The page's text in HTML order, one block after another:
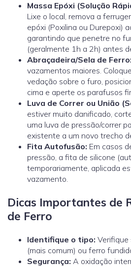
Massa Epóxi (Solução
Lixe o local, remova a
epóxi (Poxilina ou Durepoxi)
garantindo que penetre no
(geralmente 1h a 2h) antes
Abraçadeira/Sela de Ferro:
vazamentos maiores.
vedação sobre o furo,
cima e aperte os parafusos
Luva de Correr ou União
estiver muito danificado,
uma luva de pressão/correr
existente a um novo trecho
Fita Autofusão: Em casos
pressão, a fita de silicone
temporariamente, aplicada
vazamento.
Dicas Importantes de
de Ferro
Identifique o tipo: Verifique
(mais comum) ou ferro
Segurança: A oxidação